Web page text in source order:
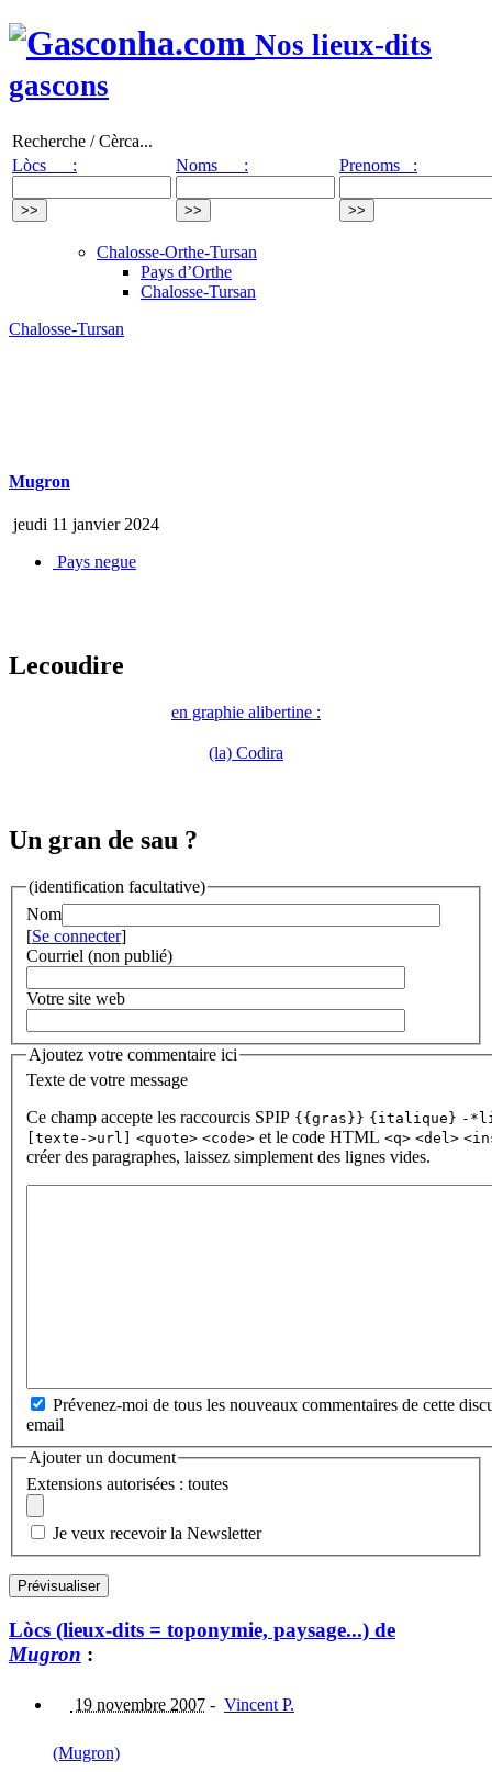
Nos lieux-dits
gascons
Recherche / Cèrca...
Lòcs :
Noms : Prenoms :
Chalosse-Orthe-Tursan
Pays d’Orthe
Chalosse-Tursan
Chalosse-Tursan
Mugron
jeudi 11 janvier 2024
Pays negue
Lecoudire
en graphie alibertine :
(la) Codira
Un gran de sau ?
(identification facultative)
Nom
[Se connecter]
Courriel (non publié)
Votre site web
Ajoutez votre commentaire ici
Texte de votre message
Ce champ accepte les raccourcis SPIP {{gras}} {italique} -
[texte->url]
<quote> <code> et le code HTML <q> <del>
créer des paragraphes, laissez simplement des lignes vides.
Prévenez-moi de tous les nouveaux commentaires de cette
email
Ajouter un document
Extensions autorisées : toutes
Je veux recevoir la Newsletter
Lòcs (lieux-dits = toponymie, paysage...) de
Mugron :
19 novembre 2007 - Vincent P.
(Mugron)